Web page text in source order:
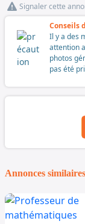
Signaler cette
Conseils
Il y a des
attention
photos
pas été
Annonces similaires